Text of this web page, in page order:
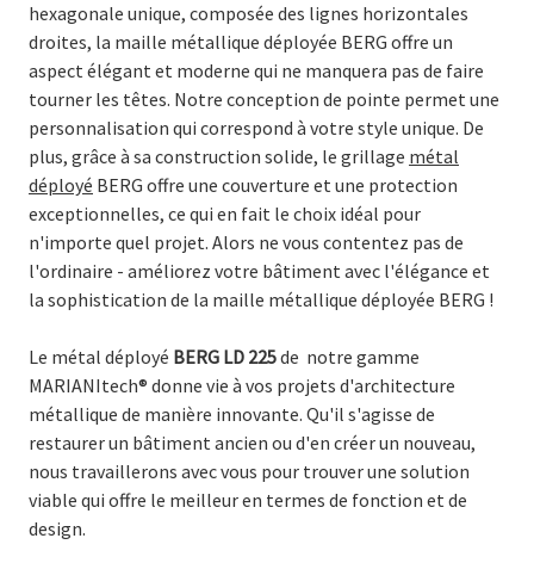
hexagonale unique, composée des lignes horizontales
droites, la maille métallique déployée BERG offre un
aspect élégant et moderne qui ne manquera pas de faire
tourner les têtes. Notre conception de pointe permet une
personnalisation qui correspond à votre style unique. De
plus, grâce à sa construction solide, le grillage métal
déployé BERG offre une couverture et une protection
exceptionnelles, ce qui en fait le choix idéal pour
n'importe quel projet. Alors ne vous contentez pas de
l'ordinaire - améliorez votre bâtiment avec l'élégance et
la sophistication de la maille métallique déployée BERG !
Le métal déployé BERG LD 225de notre gamme
MARIANItech® donne vie à vos projets d'architecture
métallique de manière innovante. Qu'il s'agisse de
restaurer un bâtiment ancien ou d'en créer un nouveau,
nous travaillerons avec vous pour trouver une solution
viable qui offre le meilleur en termes de fonction et de
design.